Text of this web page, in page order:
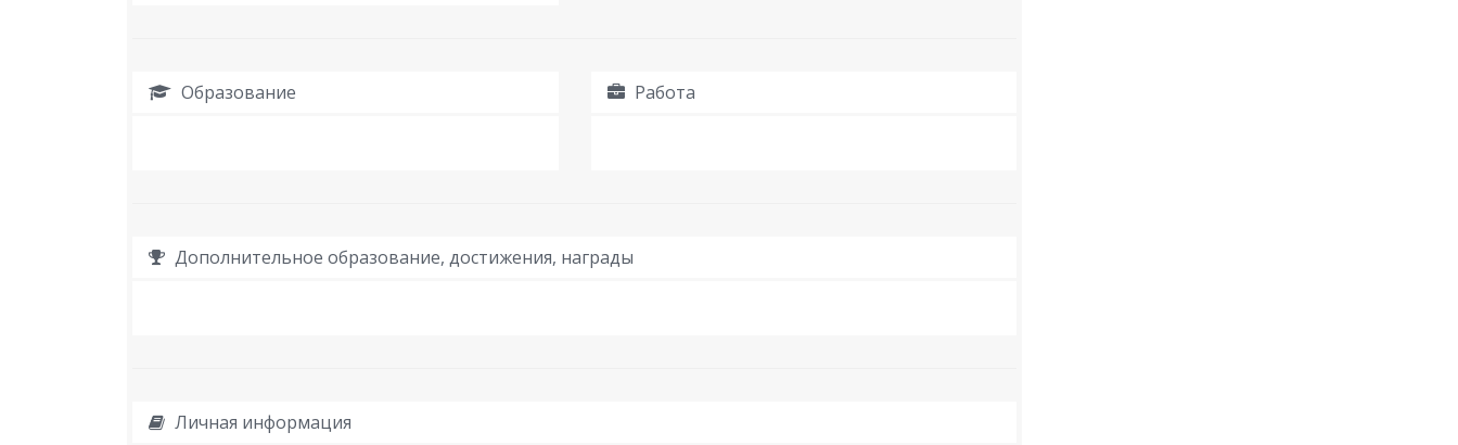
Образование Работа
Дополнительное образование, достижения, награды
Личная информация